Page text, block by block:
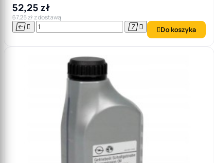
52,25 zł
67,25 zł z dostawą
    Do koszyka